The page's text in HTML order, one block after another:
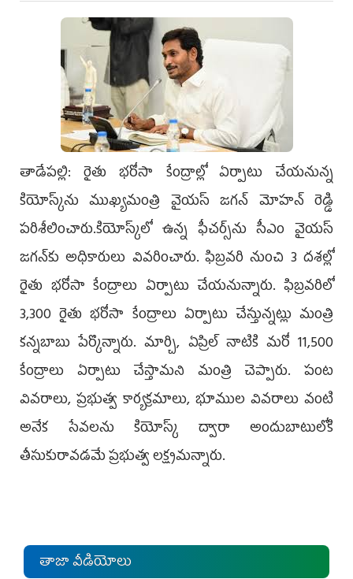
తాడేపల్లి: రైతు భరోసా కేంద్రాల్లో ఏర్పాటు చేయనున్న
కియోస్క్‌ను ముఖ్యమంత్రి వైయస్‌ జగన్‌ మోహన్‌ రెడ్డి
పరిశీలించారు.కియోస్క్‌లో ఉన్న ఫీచర్స్‌ను సీఎం వైయస్‌
జగన్‌కు అధికారులు వివరించారు. ఫిబ్రవరి నుంచి 3 దశల్లో
రైతు భరోసా కేంద్రాలు ఏర్పాటు చేయనున్నారు. ఫిబ్రవరిలో
3,300 రైతు భరోసా కేంద్రాలు ఏర్పాటు చేస్తున్నట్లు మంత్రి
కన్నబాబు పేర్కొన్నారు. మార్చి, ఏప్రిల్‌ నాటికి మరో 11,500
కేంద్రాలు ఏర్పాటు చేస్తామని మంత్రి చెప్పారు. పంట
వివరాలు, ప్రభుత్వ కార్యక్రమాలు, భూముల వివరాలు వంటి
అనేక సేవలను కియోస్క్‌ ద్వారా అందుబాటులోకి
తీసుకురావడమే ప్రభుత్వ లక్ష్యమన్నారు.
తాజా వీడియోలు